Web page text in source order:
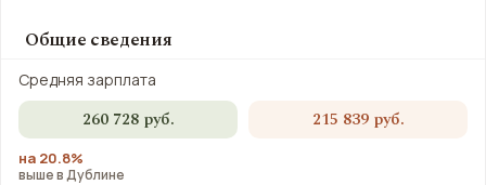
Общие сведения
Средняя зарплата
260 728 руб. 215 839 руб.
на 20.8%
выше в Дублине